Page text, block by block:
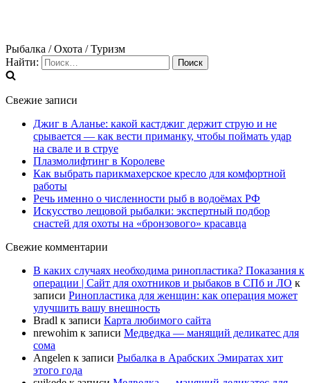
Рыбалка / Охота / Туризм
Найти:
Свежие записи
Джиг в Аланье: какой кастджиг держит струю и не
срывается — как вести приманку, чтобы поймать удар
на свале и в струе
Плазмолифтинг в Королеве
Как выбрать парикмахерское кресло для комфортной
работы
Речь именно о численности рыб в водоёмах РФ
Искусство лещовой рыбалки: экспертный подбор
снастей для охоты на «бронзового» красавца
Свежие комментарии
В каких случаях необходима ринопластика? Показания к
операции | Сайт для охотников и рыбаков в СПб и ЛО к
записи Ринопластика для женщин: как операция может
улучшить вашу внешность
Bradl к записи Карта любимого сайта
nrewohim к записи Медведка — манящий деликатес для
сома
Angelen к записи Рыбалка в Арабских Эмиратах хит
этого года